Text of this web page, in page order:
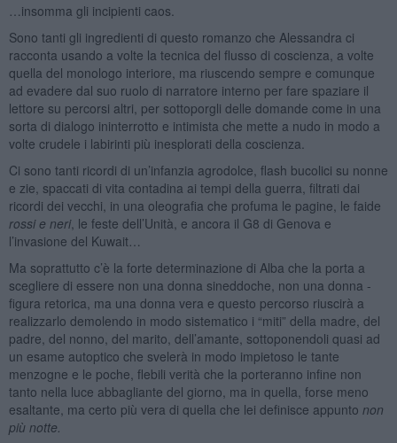
…insomma gli incipienti caos.
Sono tanti gli ingredienti di questo romanzo che Alessandra ci
racconta usando a volte la tecnica del flusso di coscienza, a volte
quella del monologo interiore, ma riuscendo sempre e comunque
ad evadere dal suo ruolo di narratore interno per fare spaziare il
lettore su percorsi altri, per sottoporgli delle domande come in una
sorta di dialogo ininterrotto e intimista che mette a nudo in modo a
volte crudele i labirinti più inesplorati della coscienza.
Ci sono tanti ricordi di un’infanzia agrodolce, flash bucolici su nonne
e zie, spaccati di vita contadina ai tempi della guerra, filtrati dai
ricordi dei vecchi, in una oleografia che profuma le pagine, le faide
rossi e neri, le feste dell’Unità, e ancora il G8 di Genova e
l’invasione del Kuwait…
Ma soprattutto c’è la forte determinazione di Alba che la porta a
scegliere di essere non una donna sineddoche, non una donna -
figura retorica, ma una donna vera e questo percorso riuscirà a
realizzarlo demolendo in modo sistematico i “miti” della madre, del
padre, del nonno, del marito, dell’amante, sottoponendoli quasi ad
un esame autoptico che svelerà in modo impietoso le tante
menzogne e le poche, flebili verità che la porteranno infine non
tanto nella luce abbagliante del giorno, ma in quella, forse meno
esaltante, ma certo più vera di quella che lei definisce appunto non
più notte.